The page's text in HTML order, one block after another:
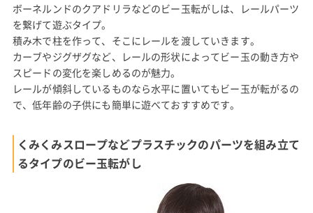
ボーネルンドのクアドリラなどのビー玉転がしは、レールパーツ
を繋げて遊ぶタイプ。
積み木で柱を作って、そこにレールを渡していきます。
カーブやジグザグなど、レールの形状によってビー玉の動き方や
スピードの変化を楽しめるのが魅力。
レールが傾斜しているものなら水平に置いてもビー玉が転がるの
で、低年齢の子供にも簡単に遊べておすすめです。
くみくみスロープなどプラスチックのパーツを組み立て
るタイプのビー玉転がし